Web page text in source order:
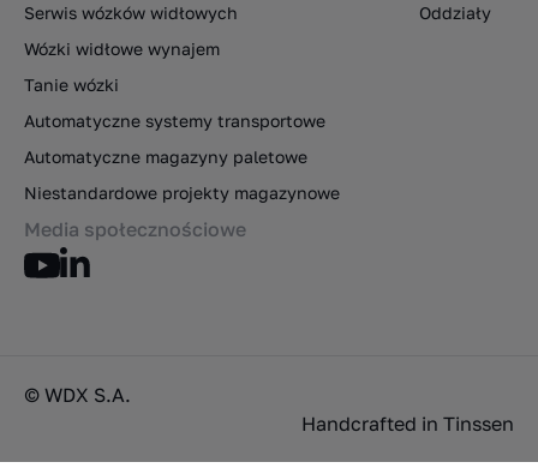
Serwis wózków widłowych
Wózki widłowe wynajem
Tanie wózki
Automatyczne systemy transportowe
Automatyczne magazyny paletowe
Niestandardowe projekty magazynowe
Oddziały
Media społecznościowe
© WDX S.A.
Handcrafted in Tinssen